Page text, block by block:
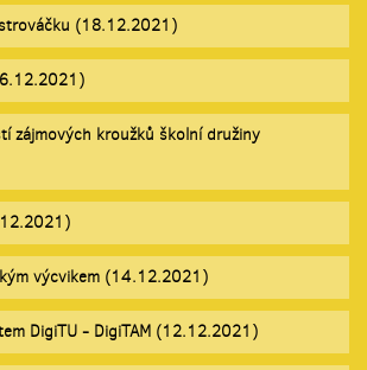
(18.12.2021)
zájmových kroužků školní družiny
výcvikem (14.12.2021)
DigiTU - DigiTAM (12.12.2021)